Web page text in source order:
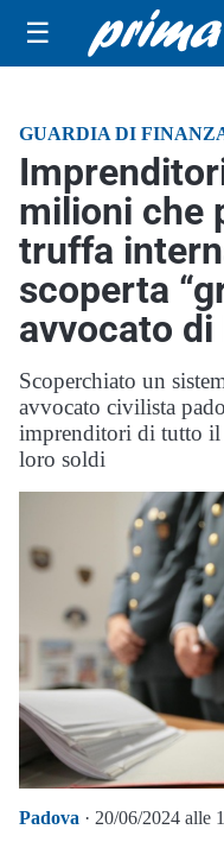
☰
GUARDIA DI
milioni che
truffa
scoperta
avvocato di
Scoperchiato un
avvocato civilista
imprenditori di tutto il
loro soldi
Padova · 20/06/2024 alle